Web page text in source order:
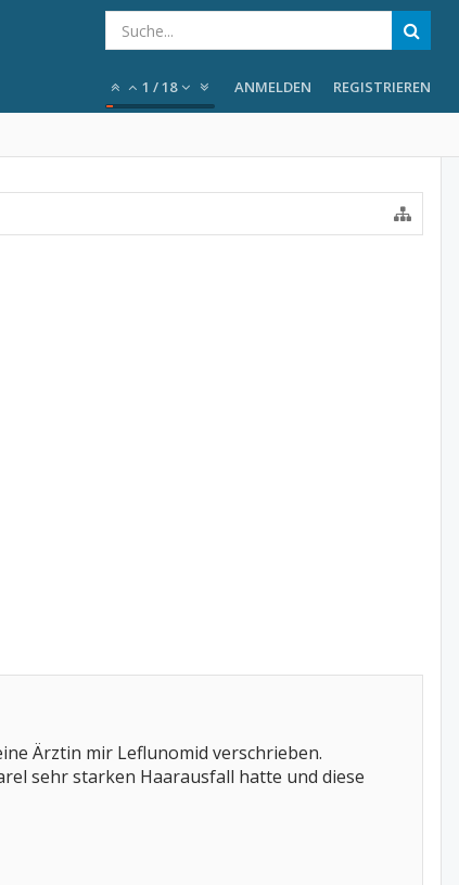
1 /18 ANMELDEN REGISTRIEREN
Ärztin mir Leflunomid verschrieben.
sehr starken Haarausfall hatte und diese